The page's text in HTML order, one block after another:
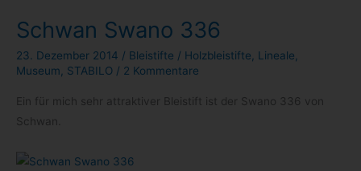
Schwan Swano 336
23. Dezember 2014 / Bleistifte / Holzbleistifte Lineale
Museum
STABILO / 2 Kommentare
Ein für mich sehr attrak­ti­ver Blei­stift ist der Swano 336 von
Schwan.